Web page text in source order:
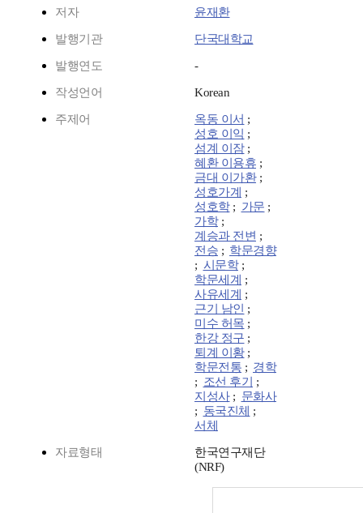
저자 윤재환
발행기관 단국대학교
발행연도 -
작성언어 Korean
주제어 옥동 이서 ;
성호 이익 ;
섬계 이잠;
혜환 이용휴 ;
금대 이가환;
성호가계 ;
성호학; 가문 ;
가학;
계승과 전변 ;
전승 ; 학문경향
; 시문학;
학문세계 ;
사유세계 ;
근기 남인 ;
미수 허목 ;
한강 정구 ;
퇴계 이황;
학문전통 ; 경학
; 조선 후기
;
지성사; 문화사
; 동국진체 ;
서체
자료형태
한국연구재단
(NRF)